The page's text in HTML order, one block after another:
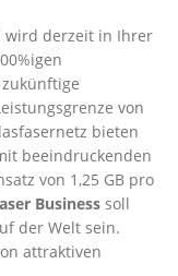
wird derzeit in Ihrer
von
bieten
beeindruckenden
von 1,25 GB pro
Business soll
der Welt sein.
attraktiven